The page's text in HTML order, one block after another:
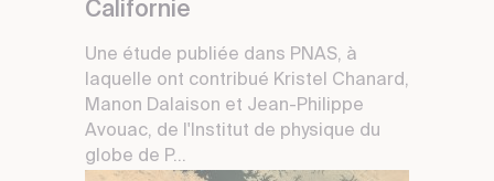
Californie
Une étude publiée dans PNAS, à
laquelle ont contribué Kristel Chanard,
Manon Dalaison et Jean-Philippe
Avouac, de l'Institut de physique du
globe de P...